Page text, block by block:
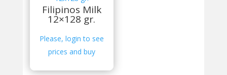
Filipinos Milk
12×128 gr.
Please, login to see
prices and buy